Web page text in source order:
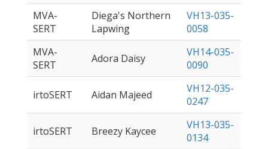
MVA-
SERT
Diega's Northern
Lapwing
VH13-035-
0058
MVA-
SERT
Adora Daisy
VH14-035-
0090
irtoSERT Aidan Majeed
VH12-035-
0247
irtoSERT Breezy Kaycee
VH13-035-
0134